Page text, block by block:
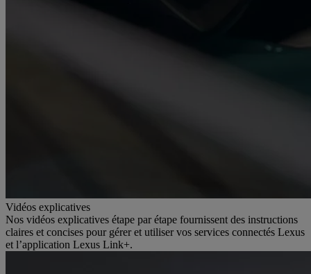
Vidéos explicatives
Nos vidéos explicatives étape par étape fournissent des instructions
claires et concises pour gérer et utiliser vos services connectés Lexus
et l’application Lexus Link+.